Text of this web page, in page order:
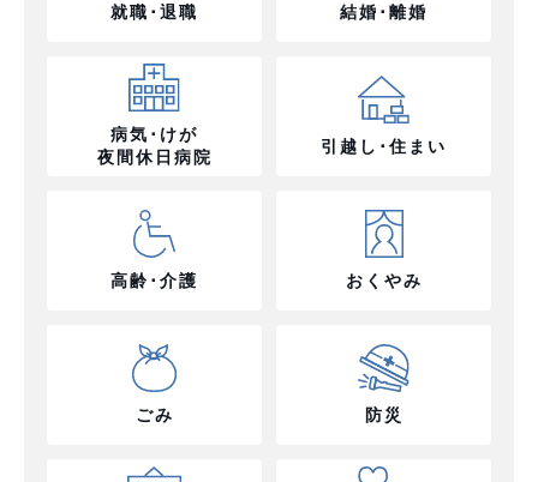
就職･退職 結婚･離婚
病気･けが
夜間休日病院
引越し･住まい
高齢･介護 おくやみ
ごみ 防災